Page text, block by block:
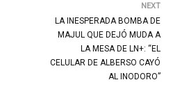
NEXT
LA INESPERADA BOMBA DE
MAJUL QUE DEJÓ MUDA A
LA MESA DE LN+: “EL
CELULAR DE ALBERSO CAYÓ
AL INODORO”